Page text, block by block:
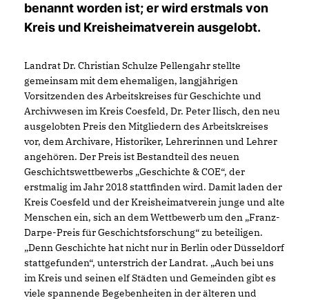
benannt worden ist; er wird erstmals von
Kreis und Kreisheimatverein ausgelobt.
Landrat Dr. Christian Schulze Pellengahr stellte
gemeinsam mit dem ehemaligen, langjährigen
Vorsitzenden des Arbeitskreises für Geschichte und
Archivwesen im Kreis Coesfeld, Dr. Peter Ilisch, den neu
ausgelobten Preis den Mitgliedern des Arbeitskreises
vor, dem Archivare, Historiker, Lehrerinnen und Lehrer
angehören. Der Preis ist Bestandteil des neuen
Geschichtswettbewerbs „Geschichte & COE“, der
erstmalig im Jahr 2018 stattfinden wird. Damit laden der
Kreis Coesfeld und der Kreisheimatverein junge und alte
Menschen ein, sich an dem Wettbewerb um den „Franz-
Darpe-Preis für Geschichtsforschung“ zu beteiligen.
Denn Geschichte hat nicht nur in Berlin oder Düsseldorf
stattgefunden“, unterstrich der Landrat. „Auch bei uns
im Kreis und seinen elf Städten und Gemeinden gibt es
viele spannende Begebenheiten in der älteren und